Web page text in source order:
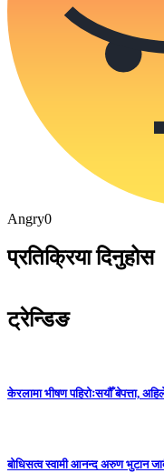
Angry0
प्रतिक्रिया दिनुहोस
ट्रेन्डिङ
केरलामा भीषण पहिरोःसयौँ बेपत्ता,
बोधिसत्व स्वामी आनन्द अरुण भुटान